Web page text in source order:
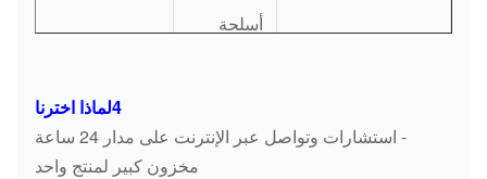
أسلحة
GM35RV محرك
أسلحة
GM35RV
4لماذا اخترنا
- استشارات وتواصل عبر الإنترنت على مدار 24 ساعة
مخزون كبير لمنتج واحد